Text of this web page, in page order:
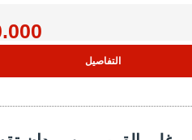
USD
التفاصيل
من ميدان تقسيم والمترو 2